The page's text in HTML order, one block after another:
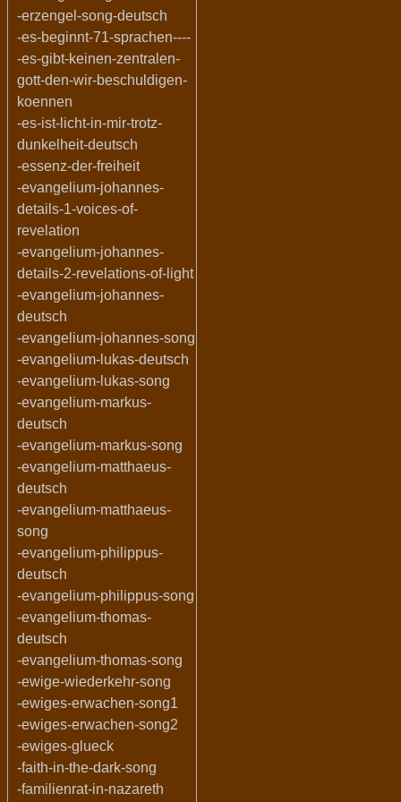
-erzengel-song-deutsch
-es-beginnt-71-sprachen----
-es-gibt-keinen-zentralen-
gott-den-wir-beschuldigen-
koennen
-es-ist-licht-in-mir-trotz-
dunkelheit-deutsch
-essenz-der-freiheit
-evangelium-johannes-
details-1-voices-of-
revelation
-evangelium-johannes-
details-2-revelations-of-light
-evangelium-johannes-
deutsch
-evangelium-johannes-song
-evangelium-lukas-deutsch
-evangelium-lukas-song
-evangelium-markus-
deutsch
-evangelium-markus-song
-evangelium-matthaeus-
deutsch
-evangelium-matthaeus-
song
-evangelium-philippus-
deutsch
-evangelium-philippus-song
-evangelium-thomas-
deutsch
-evangelium-thomas-song
-ewige-wiederkehr-song
-ewiges-erwachen-song1
-ewiges-erwachen-song2
-ewiges-glueck
-faith-in-the-dark-song
-familienrat-in-nazareth